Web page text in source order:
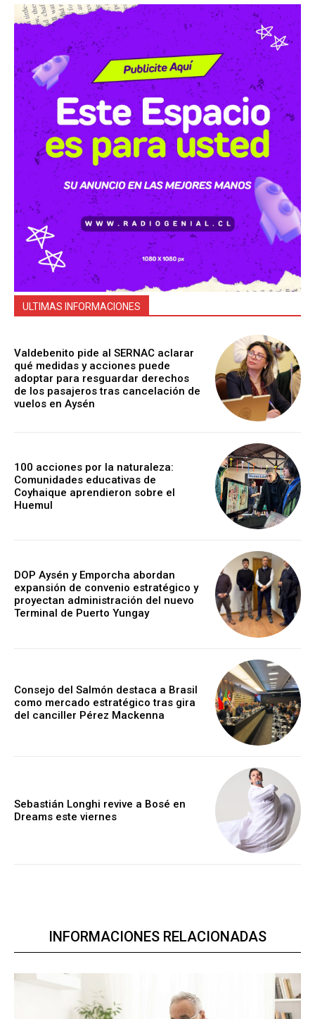
ULTIMAS INFORMACIONES
Valdebenito pide al SERNAC aclarar
qué medidas y acciones puede
adoptar para resguardar derechos
de los pasajeros tras cancelación de
vuelos en Aysén
100 acciones por la naturaleza:
Comunidades educativas de
Coyhaique aprendieron sobre el
Huemul
DOP Aysén y Emporcha abordan
expansión de convenio estratégico y
proyectan administración del nuevo
Terminal de Puerto Yungay
Consejo del Salmón destaca a Brasil
como mercado estratégico tras gira
del canciller Pérez Mackenna
Sebastián Longhi revive a Bosé en
Dreams este viernes
INFORMACIONES RELACIONADAS